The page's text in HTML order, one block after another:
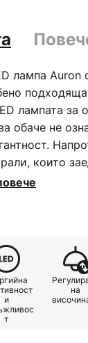
лампа
лампата за
обаче не
които
удобно да
ключ
и
т
на